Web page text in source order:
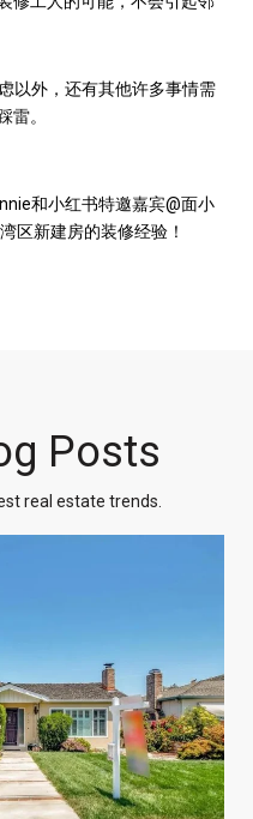
以外，还有其他许多事情需
雷。
和小红书特邀嘉宾@面小
区新建房的装修经验！
Posts
real estate trends.